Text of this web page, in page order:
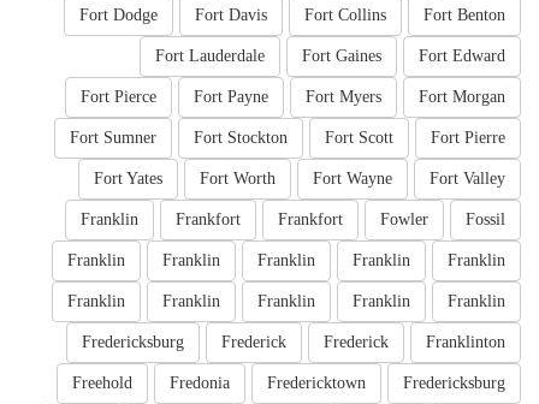
Fort Benton
Fort Collins
Fort Davis
Fort Dodge
Fort Edward
Fort Gaines
Fort Lauderdale
Fort Morgan
Fort Myers
Fort Payne
Fort Pierce
Fort Pierre
Fort Scott
Fort Stockton
Fort Sumner
Fort Valley
Fort Wayne
Fort Worth
Fort Yates
Fossil
Fowler
Frankfort
Frankfort
Franklin
Franklin
Franklin
Franklin
Franklin
Franklin
Franklin
Franklin
Franklin
Franklin
Franklin
Franklinton
Frederick
Frederick
Fredericksburg
Fredericksburg
Fredericktown
Fredonia
Freehold